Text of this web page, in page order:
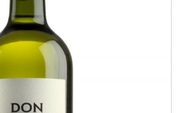
Chardonnay